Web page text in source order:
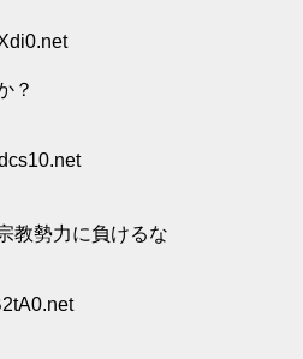
？
教勢力に負けるな